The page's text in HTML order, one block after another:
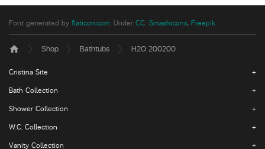
Font generated by flaticon.com. Under CC: Smashicons, Freepik
home Shop Bathtubs H2O 200200
Cristina Site
Bath Collection
Shower Collection
W.C. Collection
Vanity Collection